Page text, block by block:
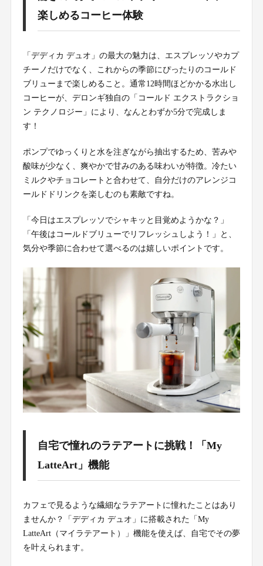
楽しめるコーヒー体験
「デディカ デュオ」の最大の魅力は、エスプレッソやカプ
チーノだけでなく、これからの季節にぴったりのコールド
ブリューまで楽しめること。通常12時間ほどかかる水出し
コーヒーが、デロンギ独自の「コールド エクストラクショ
ン テクノロジー」により、なんとわずか5分で完成しま
す！
ポンプでゆっくりと水を注ぎながら抽出するため、苦みや
酸味が少なく、爽やかで甘みのある味わいが特徴。冷たい
ミルクやチョコレートと合わせて、自分だけのアレンジコ
ールドドリンクを楽しむのも素敵ですね。
「今日はエスプレッソでシャキッと目覚めようかな？」
「午後はコールドブリューでリフレッシュしよう！」と、
気分や季節に合わせて選べるのは嬉しいポイントです。
自宅で憧れのラテアートに挑戦！「My
LatteArt」機能
カフェで見るような繊細なラテアートに憧れたことはあり
ませんか？「デディカ デュオ」に搭載された「My
LatteArt（マイラテアート）」機能を使えば、自宅でその夢
を叶えられます。